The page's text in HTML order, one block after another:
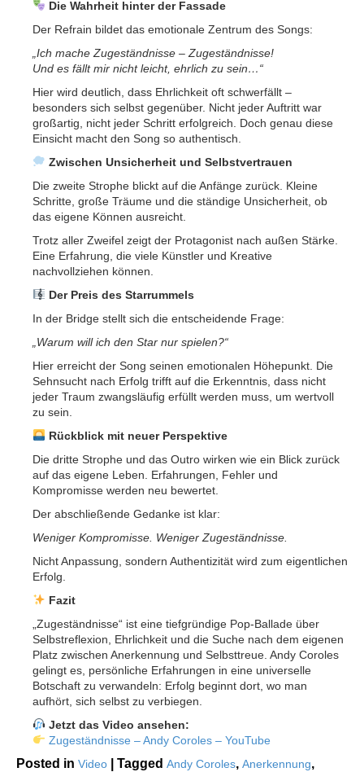
Die Wahrheit hinter der Fassade
Der Refrain bildet das emotionale Zentrum des Songs:
„Ich mache Zugeständnisse – Zugeständnisse!
Und es fällt mir nicht leicht, ehrlich zu sein…“
Hier wird deutlich, dass Ehrlichkeit oft schwerfällt –
besonders sich selbst gegenüber. Nicht jeder Auftritt war
großartig, nicht jeder Schritt erfolgreich. Doch genau diese
Einsicht macht den Song so authentisch.
Zwischen Unsicherheit und Selbstvertrauen
Die zweite Strophe blickt auf die Anfänge zurück. Kleine
Schritte, große Träume und die ständige Unsicherheit, ob
das eigene Können ausreicht.
Trotz aller Zweifel zeigt der Protagonist nach außen Stärke.
Eine Erfahrung, die viele Künstler und Kreative
nachvollziehen können.
Der Preis des Starrummels
In der Bridge stellt sich die entscheidende Frage:
„Warum will ich den Star nur spielen?“
Hier erreicht der Song seinen emotionalen Höhepunkt. Die
Sehnsucht nach Erfolg trifft auf die Erkenntnis, dass nicht
jeder Traum zwangsläufig erfüllt werden muss, um wertvoll
zu sein.
Rückblick mit neuer Perspektive
Die dritte Strophe und das Outro wirken wie ein Blick zurück
auf das eigene Leben. Erfahrungen, Fehler und
Kompromisse werden neu bewertet.
Der abschließende Gedanke ist klar:
Weniger Kompromisse. Weniger Zugeständnisse.
Nicht Anpassung, sondern Authentizität wird zum eigentlichen
Erfolg.
Fazit
„Zugeständnisse“ ist eine tiefgründige Pop-Ballade über
Selbstreflexion, Ehrlichkeit und die Suche nach dem eigenen
Platz zwischen Anerkennung und Selbsttreue. Andy Coroles
gelingt es, persönliche Erfahrungen in eine universelle
Botschaft zu verwandeln: Erfolg beginnt dort, wo man
aufhört, sich selbst zu verbiegen.
Jetzt das Video ansehen:
Zugeständnisse – Andy Coroles – YouTube
Posted in Video Tagged Andy Coroles, Anerkennung,